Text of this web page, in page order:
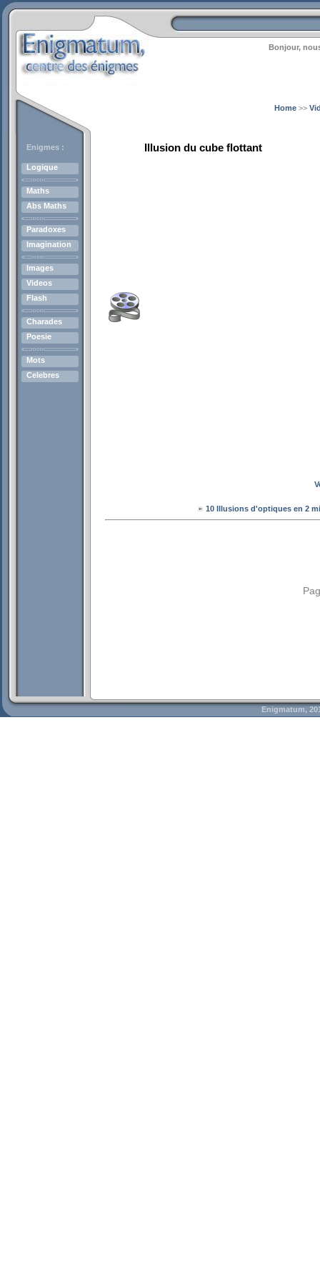
Bonjour,
Home>>
Enigmes :
Logique
Maths
Abs Maths
Paradoxes
Imagination
Images
Videos
Flash
Charades
Poesie
Mots
Celebres
Illusion du cube flottant
10 Illusions d'optiques en 2
Enigmatum,